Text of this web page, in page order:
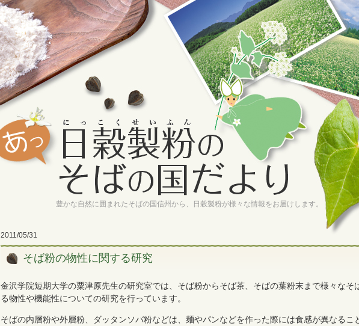
豊かな自然に囲まれたそばの国信州から、日穀製粉が様々な情報をお届けします。
2011/05/31
そば粉の物性に関する研究
金沢学院短期大学の粟津原先生の研究室では、そば粉からそば茶、そばの葉粉末まで様々なそ
る物性や機能性についての研究を行っています。
そばの内層粉や外層粉、ダッタンソバ粉などは、麺やパンなどを作った際には食感が異なるこ